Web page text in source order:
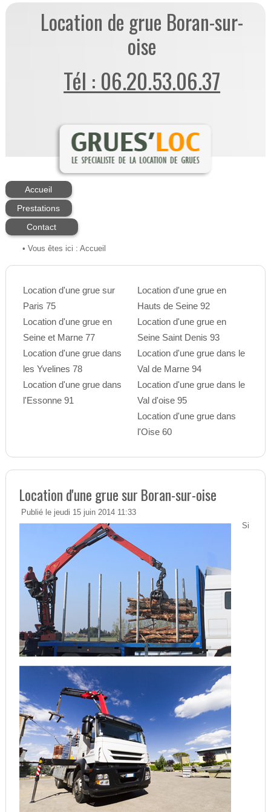
Location de grue Boran-sur-
oise
Tél : 06.20.53.06.37
Accueil
Prestations
Contact
• Vous êtes ici : Accueil
Location d'une grue sur
Paris 75
Location d'une grue en
Seine et Marne 77
Location d'une grue dans
les Yvelines 78
Location d'une grue dans
l'Essonne 91
Location d'une grue en
Hauts de Seine 92
Location d'une grue en
Seine Saint Denis 93
Location d'une grue dans le
Val de Marne 94
Location d'une grue dans le
Val d'oise 95
Location d'une grue dans
l'Oise 60
Location d'une grue sur Boran-sur-oise
Publié le jeudi 15 juin 2014 11:33
Si